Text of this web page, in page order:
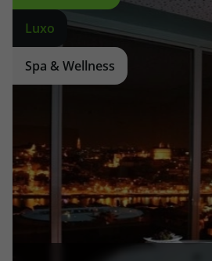
Luxo
Spa & Wellness